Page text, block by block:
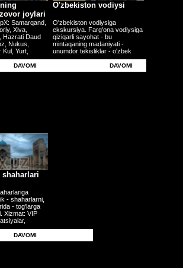
joylari
Samarqand,
Xiva,
Hazrati Daud
Nukus,
Yurt,
Namangan,
shaharlar
DAVOMI
O'zbekiston vodiysi
O'zbekiston vodiysiga
ekskursiya. Farg'ona vodiysiga
qiziqarli sayohat - bu
mintaqaning madaniyati -
unumdor tekisliklar - o'zbek
milliy hunarmandchiligi
to'g'risida ko'proq bilishni
istaganlar uchun sayohat.
DAVOMI
shaharlari
- shaharlarni,
- tog'larga
Xizmat: VIP
mijozlar
Transferlar
DAVOMI